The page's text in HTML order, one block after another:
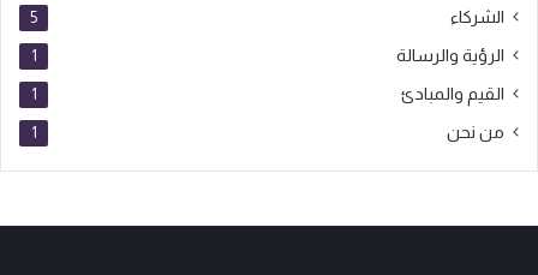
الشركاء 5
الرؤية والرسالة 1
القيم والمبادئ 1
من نحن 1